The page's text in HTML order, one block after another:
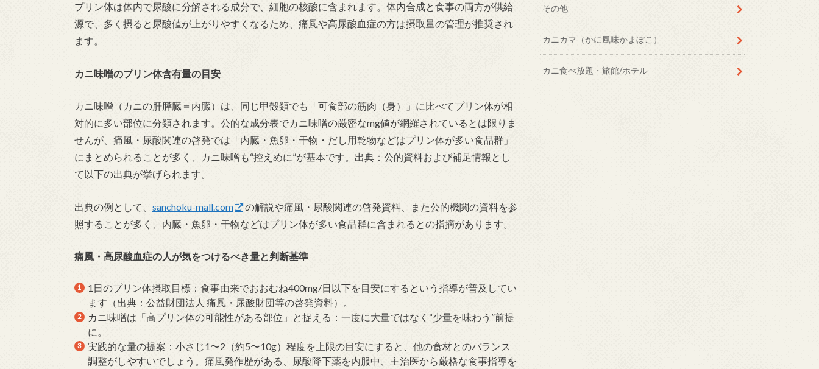
プリン体は体内で尿酸に分解される成分で、細胞の核酸に含まれます。体内合成と食事の両方が供給
源で、多く摂ると尿酸値が上がりやすくなるため、痛風や高尿酸血症の方は摂取量の管理が推奨され
ます。
カニ味噌のプリン体含有量の目安
カニ味噌（カニの肝膵臓＝内臓）は、同じ甲殻類でも「可食部の筋肉（身）」に比べてプリン体が相
対的に多い部位に分類されます。公的な成分表でカニ味噌の厳密なmg値が網羅されているとは限りま
せんが、痛風・尿酸関連の啓発では「内臓・魚卵・干物・だし用乾物などはプリン体が多い食品群」
にまとめられることが多く、カニ味噌も“控えめに”が基本です。出典：公的資料および補足情報とし
て以下の出典が挙げられます。
出典の例として、 sanchoku-mall.com
の解説や痛風・尿酸関連の啓発資料、また公的機関の資料を参
照することが多く、内臓・魚卵・干物などはプリン体が多い食品群に含まれるとの指摘があります。
痛風・高尿酸血症の人が気をつけるべき量と判断基準
1日のプリン体摂取目標：食事由来でおおむね400mg/日以下を目安にするという指導が普及してい
ます（出典：公益財団法人 痛風・尿酸財団等の啓発資料）。
カニ味噌は「高プリン体の可能性がある部位」と捉える：一度に大量ではなく“少量を味わう”前提
に。
実践的な量の提案：小さじ1〜2（約5〜10g）程度を上限の目安にすると、他の食材とのバランス
調整がしやすいでしょう。痛風発作歴がある、尿酸降下薬を内服中、主治医から厳格な食事指導を
その他
カニカマ（かに風味かまぼこ）
カニ食べ放題・旅館/ホテル